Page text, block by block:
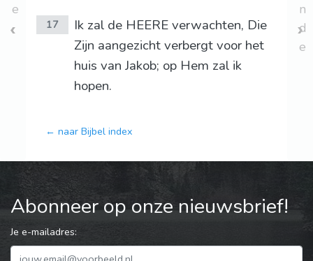
e
17
Ik zal de HEERE verwachten, Die
Zijn aangezicht verbergt voor het
huis van Jakob; op Hem zal ik
hopen.
← naar Bijbel index
n
d
e
Abonneer op onze nieuwsbrief!
Je e-mailadres: